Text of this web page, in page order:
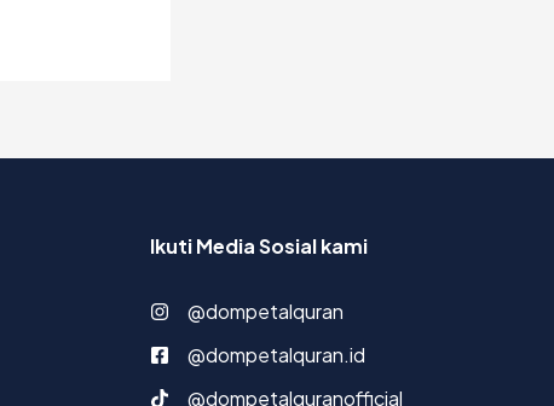
Ikuti Media Sosial kami
@dompetalquran
@dompetalquran.id
@dompetalquranofficial